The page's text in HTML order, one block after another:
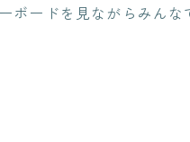
ボードを見ながらみんな